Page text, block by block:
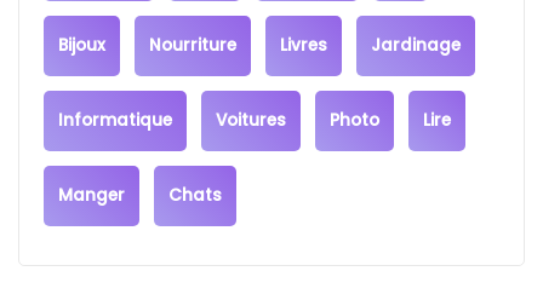
Bijoux Nourriture Livres Jardinage
Informatique Voitures Photo Lire
Manger Chats